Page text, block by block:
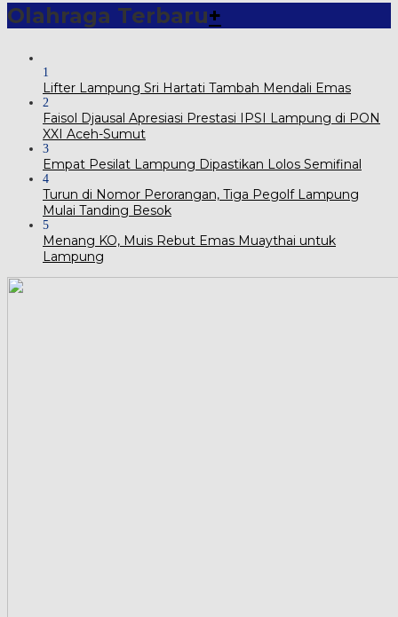
Olahraga Terbaru+
1
Lifter Lampung Sri Hartati Tambah Mendali Emas
2
Faisol Djausal Apresiasi Prestasi IPSI Lampung di PON
XXI Aceh-Sumut
3
Empat Pesilat Lampung Dipastikan Lolos Semifinal
4
Turun di Nomor Perorangan, Tiga Pegolf Lampung
Mulai Tanding Besok
5
Menang KO, Muis Rebut Emas Muaythai untuk
Lampung